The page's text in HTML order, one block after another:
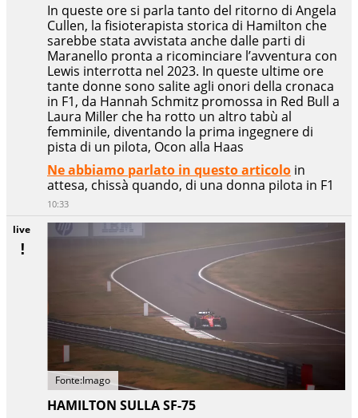
live
Fonte:Imago
HAMILTON SULLA SF-75
In queste ore si parla tanto del ritorno di Angela
Cullen, la fisioterapista storica di Hamilton che
sarebbe stata avvistata anche dalle parti di
Maranello pronta a ricominciare l’avventura con
Lewis interrotta nel 2023. In queste ultime ore
tante donne sono salite agli onori della cronaca
in F1, da Hannah Schmitz promossa in Red Bull a
Laura Miller che ha rotto un altro tabù al
femminile, diventando la prima ingegnere di
pista di un pilota, Ocon alla Haas
Ne abbiamo parlato in questo articolo in
attesa, chissà quando, di una donna pilota in F1
10:33